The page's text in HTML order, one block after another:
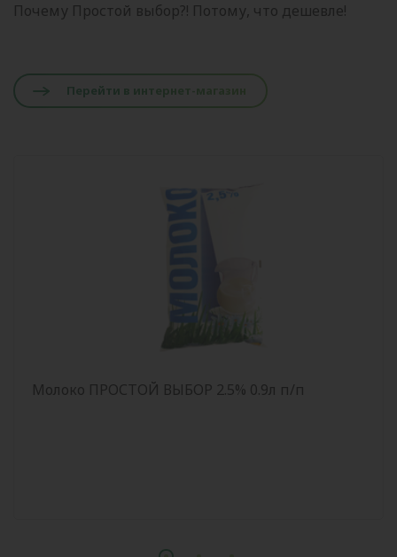
Почему Простой выбор?! Потому, что дешевле!
Перейти в интернет-магазин
Молоко ПРОСТОЙ ВЫБОР 2.5% 0.9л п/п